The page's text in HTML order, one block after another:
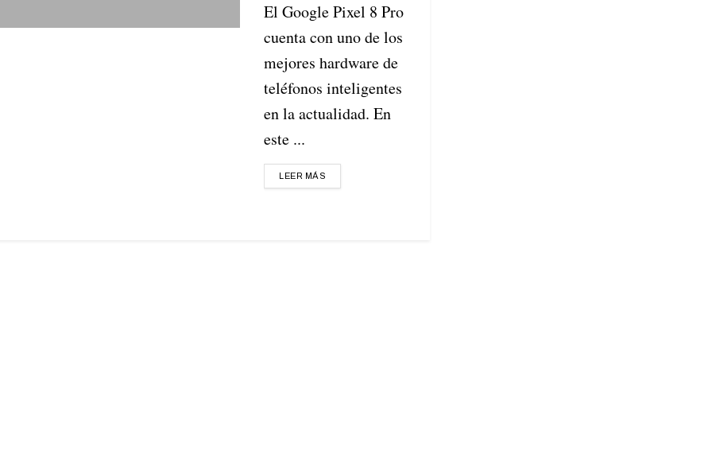
El Google Pixel 8 Pro
cuenta con uno de los
mejores hardware de
teléfonos inteligentes
en la actualidad. En
este ...
LEER MÁS